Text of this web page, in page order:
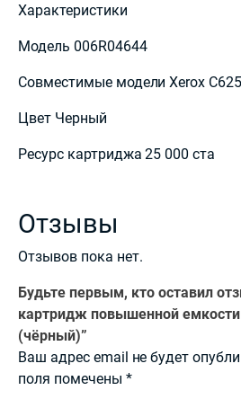
Характеристики
Модель 006R04644
Совместимые модели Xerox С625
Цвет Черный
Ресурс картриджа 25 000 ста
Отзывы
Отзывов пока нет.
Будьте первым, кто оставил
картридж повышенной емкости
(чёрный)”
Ваш адрес email не будет
поля помечены *